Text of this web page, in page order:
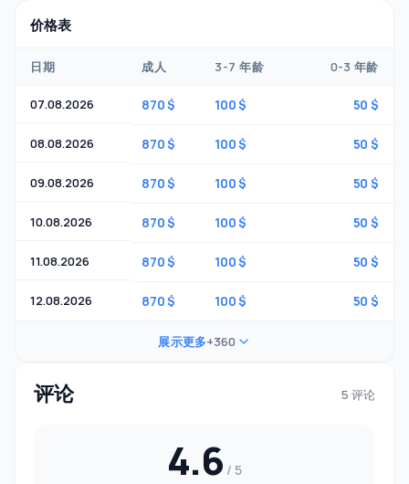
价格表
日期 成人 3-7 年龄 0-3 年龄
07.08.2026 870 $ 100 $ 50 $
08.08.2026 870 $ 100 $ 50 $
09.08.2026 870 $ 100 $ 50 $
10.08.2026 870 $ 100 $ 50 $
11.08.2026 870 $ 100 $ 50 $
12.08.2026 870 $ 100 $ 50 $
展示更多+360
评论 5 评论
4.6